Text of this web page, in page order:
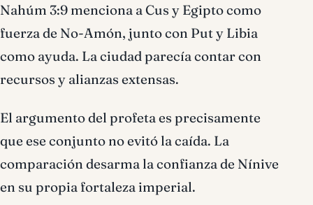
Nahúm 3:9 menciona a Cus y Egipto como
fuerza de No-Amón, junto con Put y Libia
como ayuda. La ciudad parecía contar con
recursos y alianzas extensas.
El argumento del profeta es precisamente
que ese conjunto no evitó la caída. La
comparación desarma la confianza de Nínive
en su propia fortaleza imperial.